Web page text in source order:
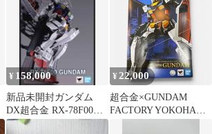
¥ 158,000
新品未開封ガンダム
DX超合金 RX-78F00
GUNDAM
¥22,000
超合金×GUNDAM
FACTORY YOKOHAMA